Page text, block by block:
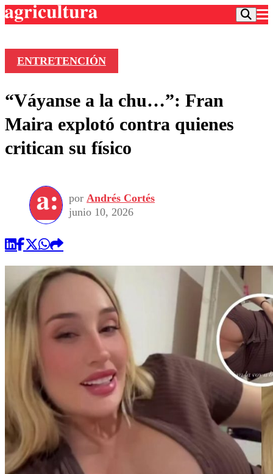
Frecuencias
Agricultura TV
Deportes
Colo Colo
Seleccion Chilena
Torneo Internacional
Universidad de Chile
Entretención
Economía
Internacional
Sustentabilidad
Publicaciones en medios
Opinión
ENTRETENCIÓN
“Váyanse a la chu…”: Fran
Maira explotó contra quienes
critican su físico
por Andrés Cortés
junio 10, 2026